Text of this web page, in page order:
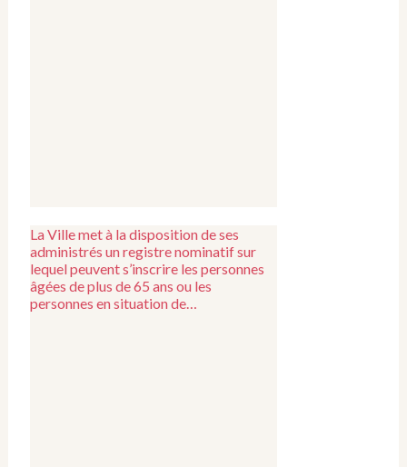
La Ville met à la disposition de ses
administrés un registre nominatif sur
lequel peuvent s’inscrire les personnes
âgées de plus de 65 ans ou les
personnes en situation de…